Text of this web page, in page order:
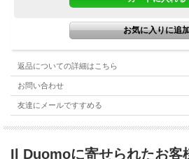
返品についての詳細はこちら
お問い合わせ
友達にメールですすめる
Il Duomoに寄せられたお客